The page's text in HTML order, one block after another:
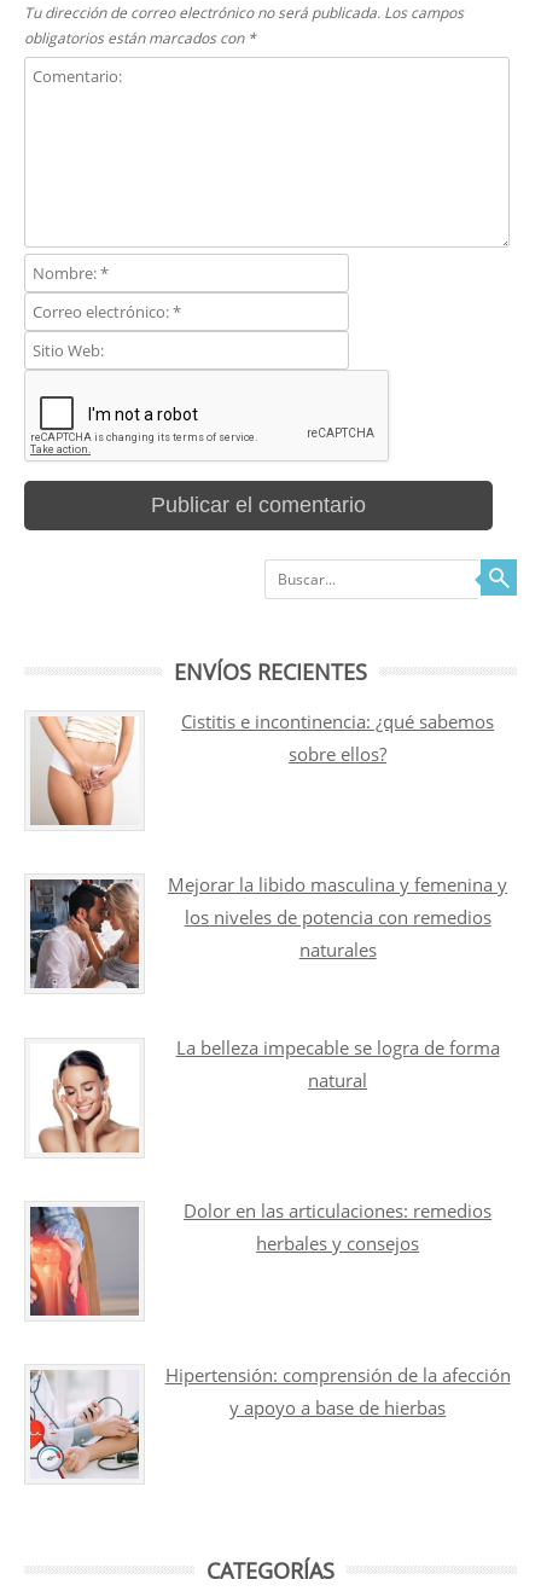
Tu dirección de correo electrónico no será publicada. Los campos
obligatorios están marcados con *
Buscar
ENVÍOS RECIENTES
Cistitis e incontinencia: ¿qué sabemos
sobre ellos?
Mejorar la libido masculina y femenina y
los niveles de potencia con remedios
naturales
La belleza impecable se logra de forma
natural
Dolor en las articulaciones: remedios
herbales y consejos
Hipertensión: comprensión de la afección
y apoyo a base de hierbas
CATEGORÍAS